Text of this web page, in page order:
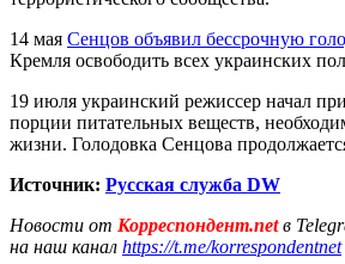
14 мая Сенцов объявил бессрочную
Кремля освободить всех украинских
19 июля украинский режиссер начал
порции питательных веществ,
жизни. Голодовка Сенцова
Источник: Русская служба DW
Новости от Корреспондент.netв
на наш канал https://t.me/korrespondentnet